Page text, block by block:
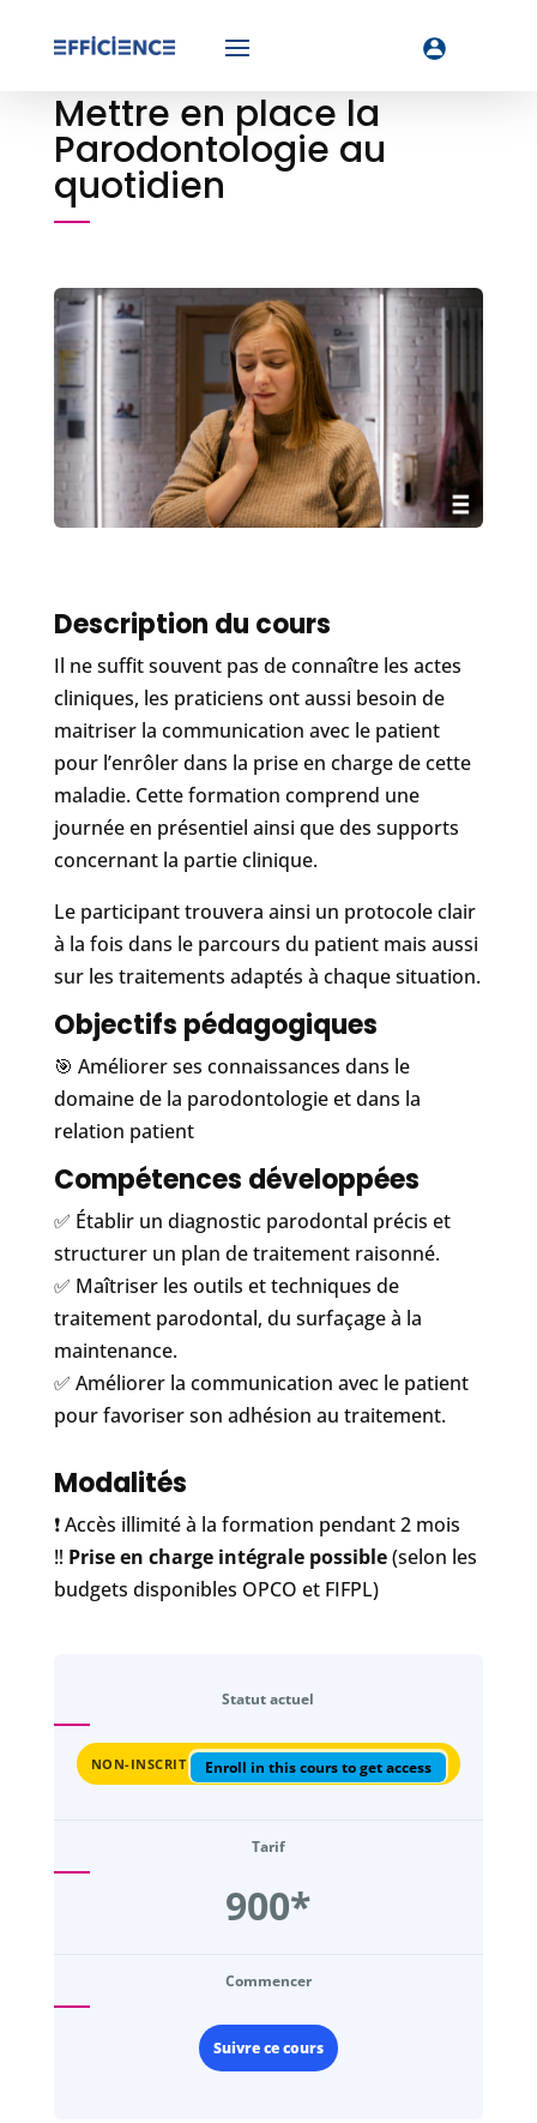
Mettre en place la
Parodontologie au
quotidien
Description du cours
Il ne suffit souvent pas de connaître les actes
cliniques, les praticiens ont aussi besoin de
maitriser la communication avec le patient
pour l’enrôler dans la prise en charge de cette
maladie. Cette formation comprend une
journée en présentiel ainsi que des supports
concernant la partie clinique.
Le participant trouvera ainsi un protocole clair
à la fois dans le parcours du patient mais aussi
sur les traitements adaptés à chaque situation.
Objectifs pédagogiques
🎯 Améliorer ses connaissances dans le
domaine de la parodontologie et dans la
relation patient
Compétences développées
✅ Établir un diagnostic parodontal précis et
structurer un plan de traitement raisonné.
✅ Maîtriser les outils et techniques de
traitement parodontal, du surfaçage à la
maintenance.
✅ Améliorer la communication avec le patient
pour favoriser son adhésion au traitement.
Modalités
❗️ Accès illimité à la formation pendant 2 mois
‼️ Prise en charge intégrale possible(selon les
budgets disponibles OPCO et FIFPL)
Statut actuel
NON-INSCRIT Enroll in this cours to get access
Tarif
900*
Commencer
Suivre ce cours